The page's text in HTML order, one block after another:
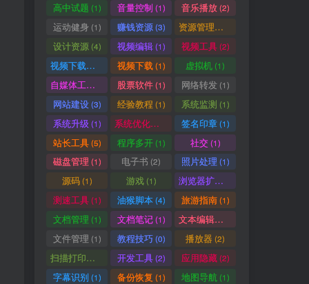
高中试题 (1) 音量控制 (1) 音乐播放(2)
运动健身(1) 赚钱资源(3) 资源管理器
设计资源(4) 视频编辑(1) 视频工具(2)
视频下载工具 视频下载(1) 虚拟机(1)
自媒体工具 股票软件(1) 网络转发(1)
网站建设(3) 经验教程 (1) 系统监测 (1)
系统升级 (1) 系统优化清理 签名印章(1)
站长工具(5) 程序多开(1) 社交(1)
磁盘管理 (1) 电子书 (2) 照片处理 (1)
源码(1) 游戏(1) 浏览器扩展
测速工具(1) 油猴脚本(4) 旅游指南(1)
文档管理 (1) 文档笔记(1) 文本编辑器
文件管理 (1) 教程技巧(0) 播放器(2)
扫描打印软件 开发工具(2) 应用隐藏(2)
字幕识别 (1) 备份恢复 (1) 地图导航 (1)